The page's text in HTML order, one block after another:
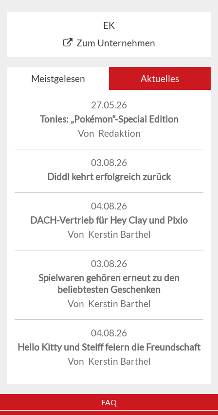
EK
Zum Unternehmen
Meistgelesen Aktuelles
27.05.26
Tonies: „Pokémon“-Special Edition
Von Redaktion
03.08.26
Diddl kehrt erfolgreich zurück
04.08.26
DACH-Vertrieb für Hey Clay und Pixio
Von Kerstin Barthel
03.08.26
Spielwaren gehören erneut zu den
beliebtesten Geschenken
Von Kerstin Barthel
04.08.26
Hello Kitty und Steiff feiern die Freundschaft
Von Kerstin Barthel
FAQ